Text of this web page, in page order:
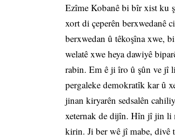
Ezîme Kobanê bi bîr xist ku
xort di çeperên berxwedanê
berxwedan û têkoşîna xwe,
welatê xwe heya dawiyê
rabin. Em ê ji îro û şûn ve jî
pergaleke demokratîk kar û
jinan kiryarên sedsalên
xeternak de dijîn. Hîn jî jin li
kirin. Ji ber wê jî mabe, divê